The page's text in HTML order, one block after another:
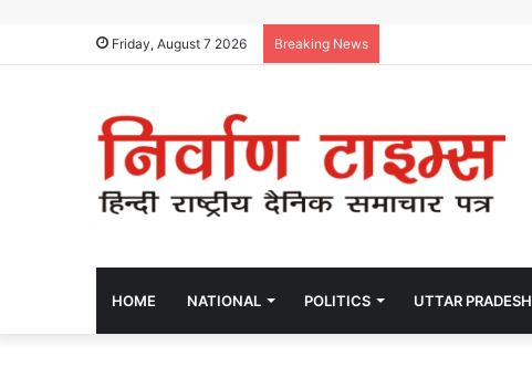
Friday, August 7 2026 Breaking News
HOME NATIONAL POLITICS UTTAR PRADESH